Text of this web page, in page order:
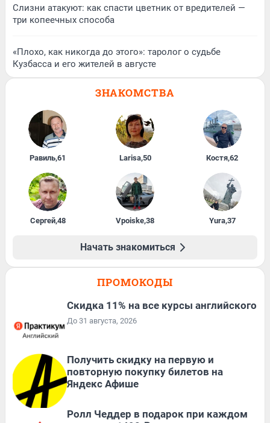
Слизни атакуют: как спасти цветник от вредителей —
три копеечных способа
«Плохо, как никогда до этого»: таролог о судьбе
Кузбасса и его жителей в августе
ЗНАКОМСТВА
Равиль,61 Larisa,50 Костя,62
Сергей,48 Vpoiske,38 Yura,37
Начать знакомиться
ПРОМОКОДЫ
Скидка 11% на все курсы английского
До 31 августа, 2026
Получить скидку на первую и
повторную покупку билетов на
Яндекс Афише
Ролл Чеддер в подарок при каждом